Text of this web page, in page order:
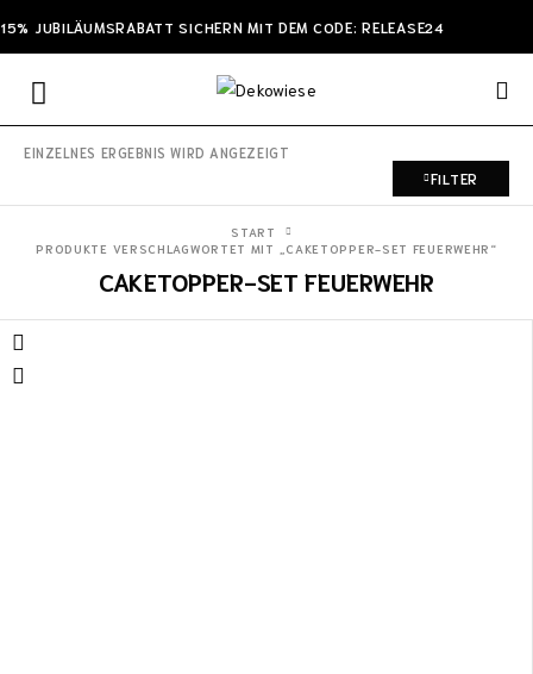
15% JUBILÄUMSRABATT SICHERN MIT DEM CODE: RELEASE24
EINZELNES ERGEBNIS WIRD ANGEZEIGT
FILTER
CAKETOPPER-SET FEUERWEHR
START
PRODUKTE VERSCHLAGWORTET MIT „CAKETOPPER-SET FEUERWEHR“